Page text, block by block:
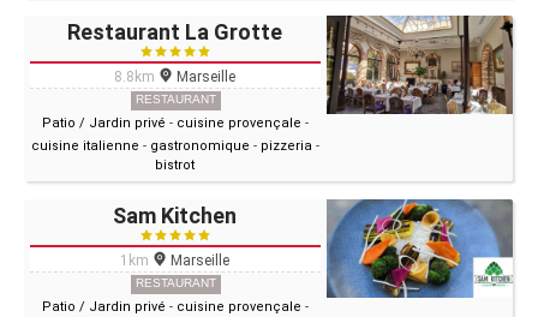
Restaurant La Grotte
8.8km Marseille
RESTAURANT
Patio / Jardin privé - cuisine provençale -
cuisine italienne - gastronomique - pizzeria -
bistrot
Sam Kitchen
1km Marseille
RESTAURANT
Patio / Jardin privé - cuisine provençale -